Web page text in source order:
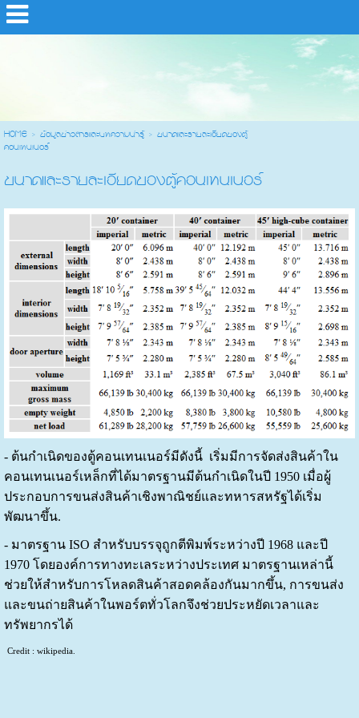
HOME> ข้อมูลข่าวสารและบทความน่ารู้ > ขนาดและรายละเอียดของตู้
คอนเทนเนอร์
ขนาดและรายละเอียดของตู้คอนเทนเนอร์
- ต้นกำเนิดของตู้คอนเทนเนอร์มีดังนี้ เริ่มมีการจัดส่งสินค้าใน
คอนเทนเนอร์เหล็กที่ได้มาตรฐานมีต้นกำเนิดในปี 1950 เมื่อผู้
ประกอบการขนส่งสินค้าเชิงพาณิชย์และทหารสหรัฐได้เริ่ม
พัฒนาขึ้น.
- มาตรฐาน ISO สำหรับบรรจุถูกตีพิมพ์ระหว่างปี 1968 และปี
1970 โดยองค์การทางทะเลระหว่างประเทศ มาตรฐานเหล่านี้
ช่วยให้สำหรับการโหลดสินค้าสอดคล้องกันมากขึ้น, การขนส่ง
และขนถ่ายสินค้าในพอร์ตทั่วโลกจึงช่วยประหยัดเวลาและ
ทรัพยากรได้
Credit : wikipedia.